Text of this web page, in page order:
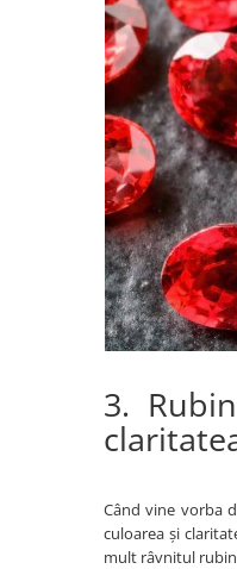
3.
Când vine vorba
culoarea și
mult râvnitul